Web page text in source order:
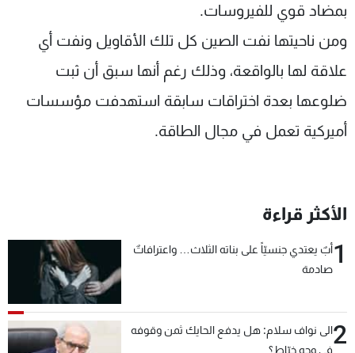
بمضاد قوي للفيروسات.
ومن ناحيتها نفت الصين كل تلك الأقاويل ونفت أي
علاقة لها بالواقعة، وذلك رغم أنها سبق أن ثبت
ضلوعها بعدة اختراقات سابقة استهدفت مؤسسات
أميركية تعمل في مجال الطاقة.
الأكثر قراءة
1أبٌ يعتدي جنسيّاً على بناته الثلاث… واعترافاتٌ
صادمة
2الى نواف سلام: هل يدفع الحايك ثمن وقوفه
في وجه خيّاط؟